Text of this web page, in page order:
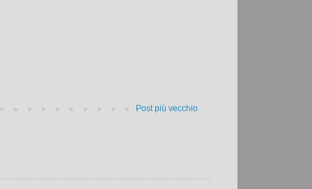
Post più vecchio